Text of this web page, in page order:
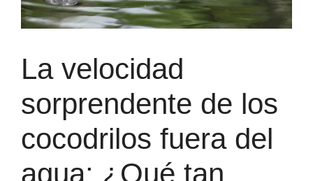
La velocidad
sorprendente de los
cocodrilos fuera del
agua: ¿Qué tan